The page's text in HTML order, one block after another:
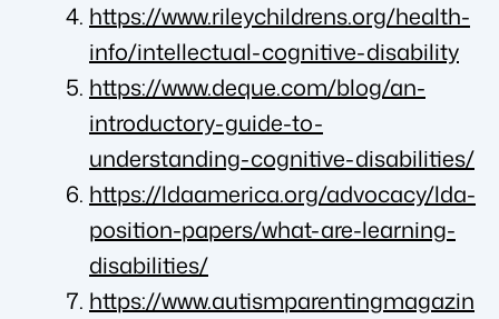
https://www.rileychildrens.org/health-
info/intellectual-cognitive-disability
https://www.deque.com/blog/an-
introductory-guide-to-
understanding-cognitive-disabilities/
https://ldaamerica.org/advocacy/lda-
position-papers/what-are-learning-
disabilities/
https://www.autismparentingmagazin